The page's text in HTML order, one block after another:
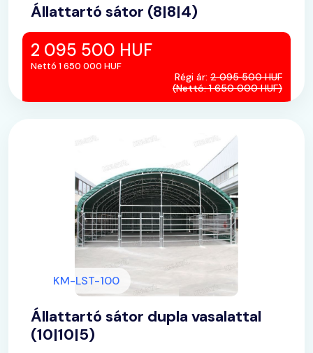
Állattartó sátor (8|8|4)
2 095 500 HUF
Nettó 1 650 000 HUF
Régi ár: 2 095 500 HUF
(Nettó: 1 650 000 HUF)
KM-LST-100
Állattartó sátor dupla vasalattal
(10|10|5)